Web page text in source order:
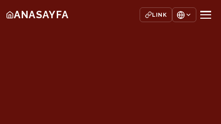
ANASAYFA LINK